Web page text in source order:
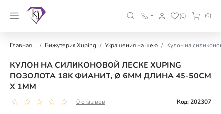
(0) (0)
Главная Бижутерия Xuping Украшения на шею Кулон на
КУЛОН НА СИЛИКОНОВОЙ ЛЕСКЕ XUPING
ПОЗОЛОТА 18K ФИАНИТ, Ø 6ММ ДЛИНА 45-50СМ
Х 1ММ
0 отзывов Код: 202307